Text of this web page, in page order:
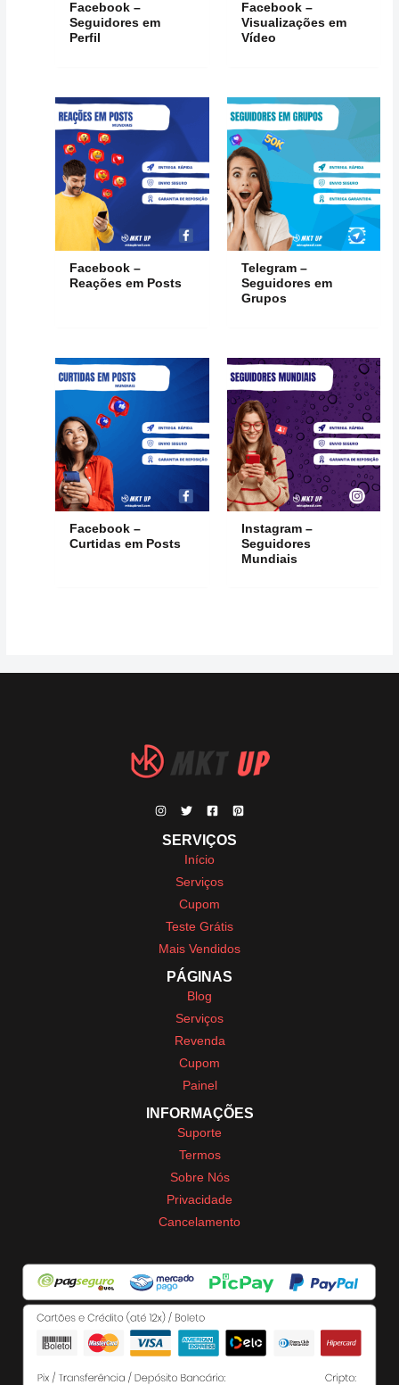
Facebook –
Seguidores em
Perfil
Facebook –
Visualizações em
Vídeo
Facebook –
Reações em Posts
Telegram –
Seguidores em
Grupos
Facebook –
Curtidas em Posts
Instagram –
Seguidores
Mundiais
SERVIÇOS
Início
Serviços
Cupom
Teste Grátis
Mais Vendidos
PÁGINAS
Blog
Serviços
Revenda
Cupom
Painel
INFORMAÇÕES
Suporte
Termos
Sobre Nós
Privacidade
Cancelamento